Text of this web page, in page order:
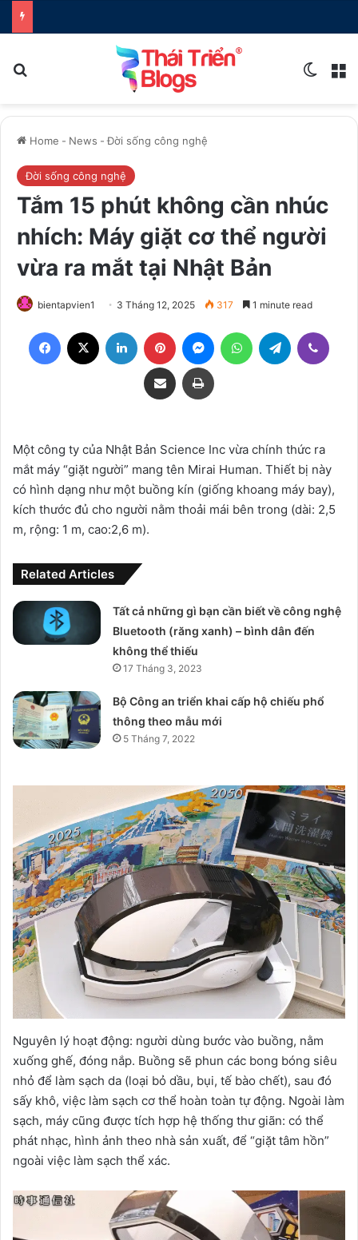
Home - News - Đời sống công nghệ
Đời sống công nghệ
Tắm 15 phút không cần nhúc
nhích: Máy giặt cơ thể người
vừa ra mắt tại Nhật Bản
bientapvien1 3 Tháng 12, 2025 317 1 minute read
Facebook LinkedIn Pinterest MessengerWhatsAppTelegram
Share via Email Print
Một công ty của Nhật Bản Science Inc vừa chính thức ra
mắt máy “giặt người” mang tên Mirai Human. Thiết bị này
có hình dạng như một buồng kín (giống khoang máy bay),
kích thước đủ cho người nằm thoải mái bên trong (dài: 2,5
m, rộng: 1 m, cao:2,6 m).
Related Articles
Tất cả những gì bạn cần biết về công nghệ
Bluetooth (răng xanh) – bình dân đến
không thể thiếu
17 Tháng 3, 2023
Bộ Công an triển khai cấp hộ chiếu phổ
thông theo mẫu mới
5 Tháng 7, 2022
Nguyên lý hoạt động: người dùng bước vào buồng, nằm
xuống ghế, đóng nắp. Buồng sẽ phun các bong bóng siêu
nhỏ để làm sạch da (loại bỏ dầu, bụi, tế bào chết), sau đó
sấy khô, việc làm sạch cơ thể hoàn toàn tự động. Ngoài làm
sạch, máy cũng được tích hợp hệ thống thư giãn: có thể
phát nhạc, hình ảnh theo nhà sản xuất, để “giặt tâm hồn”
ngoài việc làm sạch thể xác.